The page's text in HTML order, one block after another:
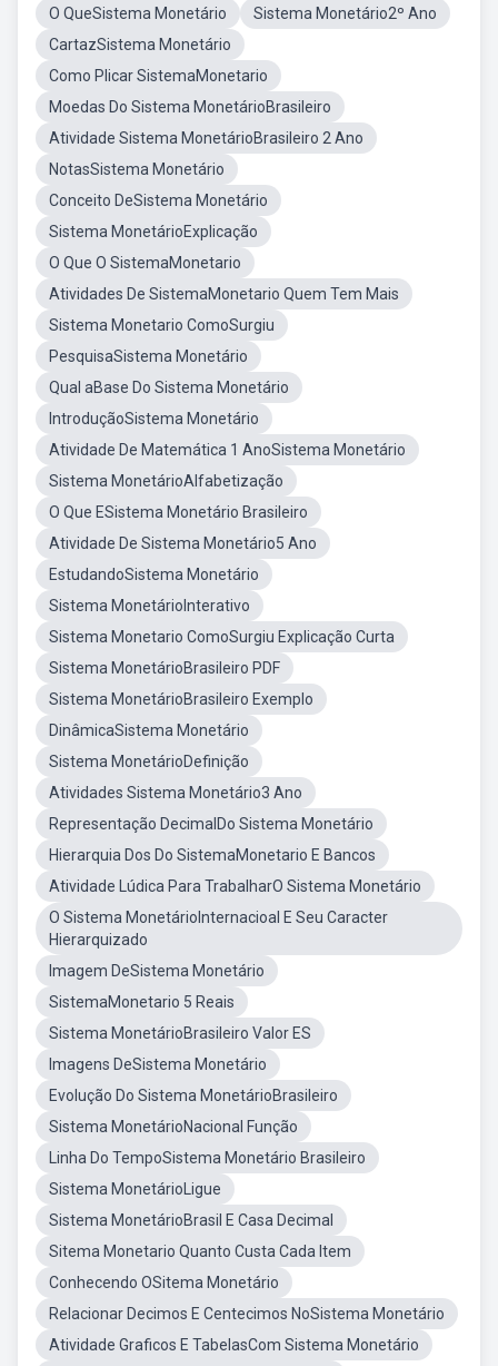
O QueSistema Monetário
Sistema Monetário2º Ano
CartazSistema Monetário
Como Plicar SistemaMonetario
Moedas Do Sistema MonetárioBrasileiro
Atividade Sistema MonetárioBrasileiro 2 Ano
NotasSistema Monetário
Conceito DeSistema Monetário
Sistema MonetárioExplicação
O Que O SistemaMonetario
Atividades De SistemaMonetario Quem Tem Mais
Sistema Monetario ComoSurgiu
PesquisaSistema Monetário
Qual aBase Do Sistema Monetário
IntroduçãoSistema Monetário
Atividade De Matemática 1 AnoSistema Monetário
Sistema MonetárioAlfabetização
O Que ESistema Monetário Brasileiro
Atividade De Sistema Monetário5 Ano
EstudandoSistema Monetário
Sistema MonetárioInterativo
Sistema Monetario ComoSurgiu Explicação Curta
Sistema MonetárioBrasileiro PDF
Sistema MonetárioBrasileiro Exemplo
DinâmicaSistema Monetário
Sistema MonetárioDefinição
Atividades Sistema Monetário3 Ano
Representação DecimalDo Sistema Monetário
Hierarquia Dos Do SistemaMonetario E Bancos
Atividade Lúdica Para TrabalharO Sistema Monetário
O Sistema MonetárioInternacioal E Seu Caracter
Hierarquizado
Imagem DeSistema Monetário
SistemaMonetario 5 Reais
Sistema MonetárioBrasileiro Valor ES
Imagens DeSistema Monetário
Evolução Do Sistema MonetárioBrasileiro
Sistema MonetárioNacional Função
Linha Do TempoSistema Monetário Brasileiro
Sistema MonetárioLigue
Sistema MonetárioBrasil E Casa Decimal
Sitema Monetario Quanto Custa Cada Item
Conhecendo OSitema Monetário
Relacionar Decimos E Centecimos NoSistema Monetário
Atividade Graficos E TabelasCom Sistema Monetário